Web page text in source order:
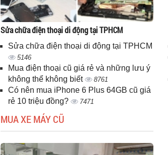
Sửa chữa điện thoại di động tại TPHCM
Sửa chữa điện thoại di động tại TPHCM
5146
Mua điện thoại cũ giá rẻ và những lưu ý
không thể không biết
8761
Có nên mua iPhone 6 Plus 64GB cũ giá
rẻ 10 triệu đồng?
7471
MUA XE MÁY CŨ